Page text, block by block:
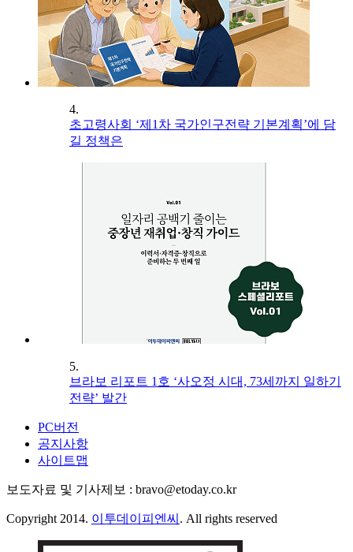
4.
초고령사회 ‘제1차 국가인구전략 기본계획’에 담
길 정책은
5.
브라보 리포트 1호 ‘사오정 시대, 73세까지 일하기
전략’ 발간
PC버전
공지사항
사이트맵
보도자료 및 기사제보 : bravo@etoday.co.kr
Copyright 2014. 이투데이피엔씨 . All rights reserved